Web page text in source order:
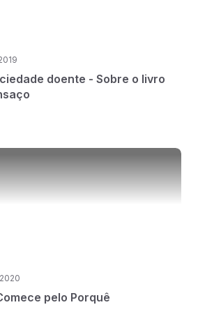
doente - Sobre o livro
pelo Porquê